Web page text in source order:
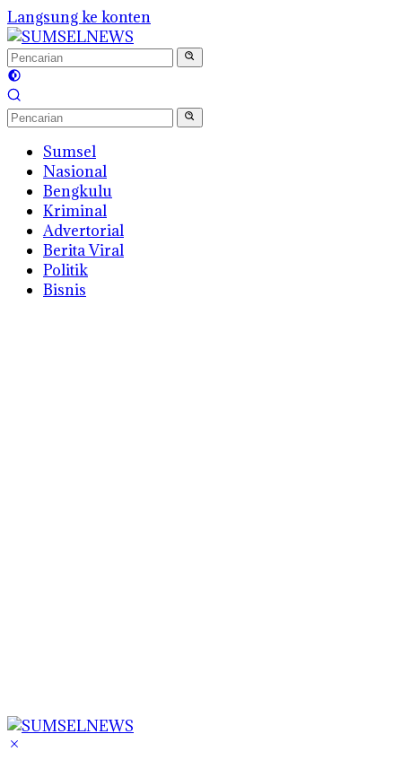
Langsung ke konten
Sumsel
Nasional
Bengkulu
Kriminal
Advertorial
Berita Viral
Politik
Bisnis